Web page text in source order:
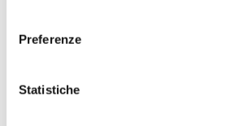
Preferenze
Statistiche